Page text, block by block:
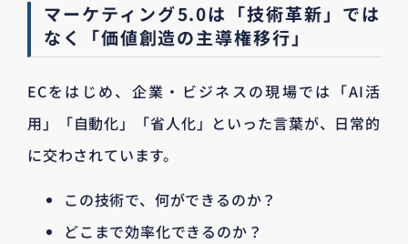
マーケティング5.0は「技術革新」では
なく「価値創造の主導権移行」
ECをはじめ、企業・ビジネスの現場では「AI活
用」「自動化」「省人化」といった言葉が、日常的
に交わされています。
この技術で、何ができるのか？
どこまで効率化できるのか？